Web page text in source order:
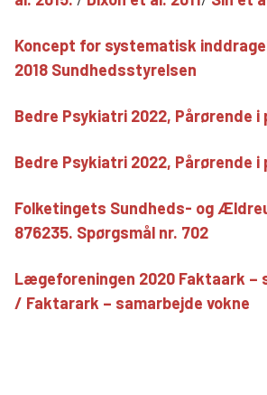
Koncept for systematisk
2018 Sundhedsstyrelsen
Bedre Psykiatri 2022, Pårørende i
Bedre Psykiatri 2022, Pårørende i
Folketingets Sundheds- og
876235. Spørgsmål nr. 702
Lægeforeningen 2020 Faktaark –
/ Faktarark – samarbejde vokne